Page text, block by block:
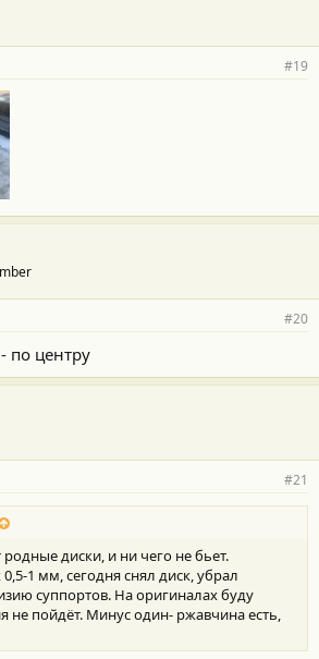
#19
#20
по центру
#21
диски, и ни чего не бьет.
1 мм, сегодня снял диск, убрал
суппортов. На оригиналах буду
не пойдёт. Минус один- ржавчина есть,